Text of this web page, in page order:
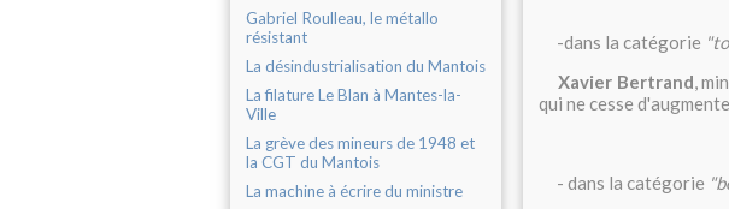
Gabriel Roulleau, le métallo
résistant
La désindustrialisation du Mantois
La filature Le Blan à Mantes-la-
Ville
La grève des mineurs de 1948 et
la CGT du Mantois
La machine à écrire du ministre
-dans la catégorie
Xavier Bertrand,
qui ne cesse
- dans la catégorie